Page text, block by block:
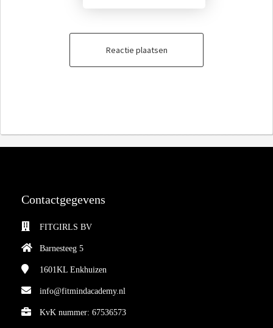
Reactie plaatsen
Contactgegevens
FITGIRLS BV
Barnesteeg 5
1601KL Enkhuizen
info@fitmindacademy.nl
KvK nummer: 67536573